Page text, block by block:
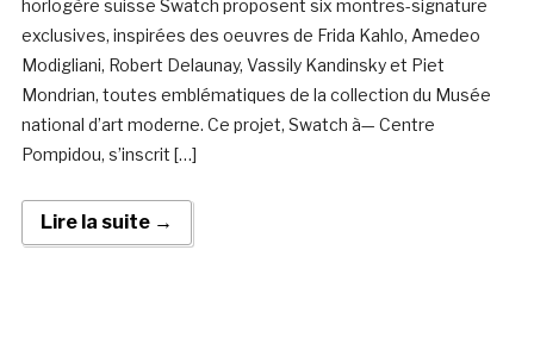
horlogère suisse Swatch proposent six montres-signature
exclusives, inspirées des oeuvres de Frida Kahlo, Amedeo
Modigliani, Robert Delaunay, Vassily Kandinsky et Piet
Mondrian, toutes emblématiques de la collection du Musée
national d’art moderne. Ce projet, Swatch à— Centre
Pompidou, s’inscrit […]
Lire la suite →